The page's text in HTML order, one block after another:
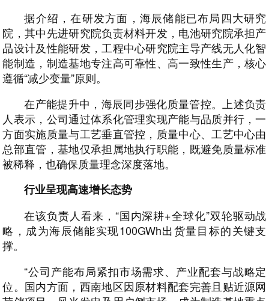
据介绍，在研发方面，海辰储能已布局四大研究
院，其中先进研究院负责材料开发，电池研究院承担产
品设计及性能研发，工程中心研究院主导产线无人化智
能制造，制造基地专注高可靠性、高一致性生产，核心
遵循“减少变量”原则。
在产能提升中，海辰同步强化质量管控。上述负责
人表示，公司通过体系化管理实现产能与品质并行，一
方面实施质量与工艺垂直管控，质量中心、工艺中心由
总部直管，基地仅承担属地执行职能，既避免质量标准
被稀释，也确保质量理念深度落地。
行业呈现高速增长态势
在该负责人看来，“国内深耕+全球化”双轮驱动战
略，成为海辰储能实现100GWh出货量目标的关键支
撑。
“公司产能布局紧扣市场需求、产业配套与战略定
位。国内方面，西南地区因原材料配套完善且贴近源网